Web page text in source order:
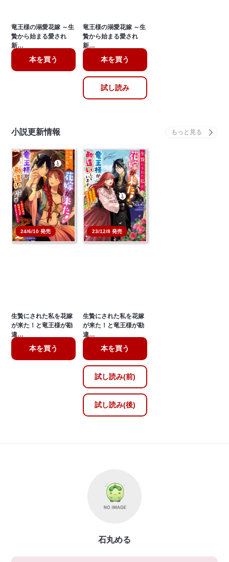
竜王様の溺愛花嫁 ～生
贄から始まる愛され
新…
本を買う
竜王様の溺愛花嫁 ～生
贄から始まる愛され
新…
本を買う
試し読み
小説更新情報
24/6/10 発売
生贄にされた私を花嫁
が来た！と竜王様が勘
違…
本を買う
23/12/8 発売
生贄にされた私を花嫁
が来た！と竜王様が勘
違…
本を買う
試し読み(前)
試し読み(後)
石丸める